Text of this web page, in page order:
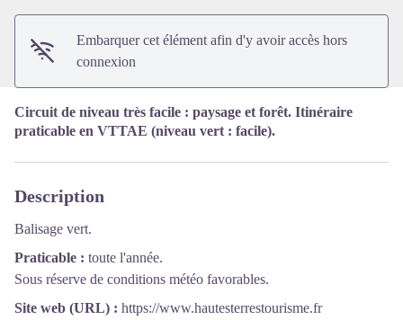
Embarquer cet élément afin d'y avoir accès hors
connexion
Circuit de niveau très facile : paysage et forêt. Itinéraire
praticable en VTTAE (niveau vert : facile).
Description
Balisage vert.
Praticable : toute l'année.
Sous réserve de conditions météo favorables.
Site web (URL) : https://www.hautesterrestourisme.fr